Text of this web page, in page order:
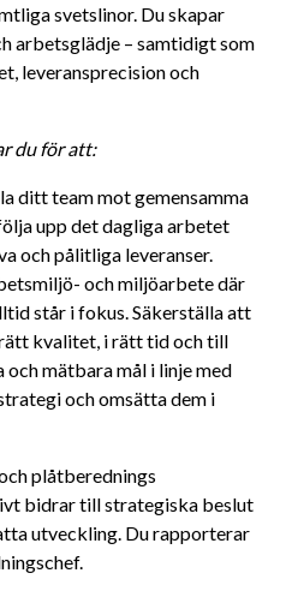
svetslinor. Du skapar
arbetsglädje – samtidigt som
leveransprecision och
du för att:
ditt team mot gemensamma
upp det dagliga arbetet
och pålitliga leveranser.
och miljöarbete där
står i fokus. Säkerställa att
kvalitet, i rätt tid och till
mätbara mål i linje med
och omsätta dem i
plåtberednings
bidrar till strategiska beslut
utveckling. Du rapporterar